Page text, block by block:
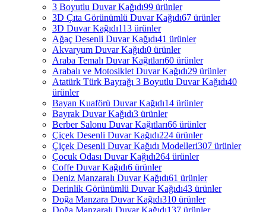
3 Boyutlu Duvar Kağıdı99 ürünler
3D Çıta Görünümlü Duvar Kağıdı67 ürünler
3D Duvar Kağıdı113 ürünler
Ağaç Desenli Duvar Kağıdı41 ürünler
Akvaryum Duvar Kağıdı0 ürünler
Araba Temalı Duvar Kağıtları60 ürünler
Arabalı ve Motosiklet Duvar Kağıdı29 ürünler
Atatürk Türk Bayrağı 3 Boyutlu Duvar Kağıdı40
ürünler
Bayan Kuaförü Duvar Kağıdı14 ürünler
Bayrak Duvar Kağıdı3 ürünler
Berber Salonu Duvar Kağıtları66 ürünler
Çiçek Desenli Duvar Kağıdı224 ürünler
Çiçek Desenli Duvar Kağıdı Modelleri307 ürünler
Çocuk Odası Duvar Kağıdı264 ürünler
Coffe Duvar Kağıdı6 ürünler
Deniz Manzaralı Duvar Kağıdı61 ürünler
Derinlik Görünümlü Duvar Kağıdı43 ürünler
Doğa Manzara Duvar Kağıdı310 ürünler
Doğa Manzaralı Duvar Kağıdı137 ürünler